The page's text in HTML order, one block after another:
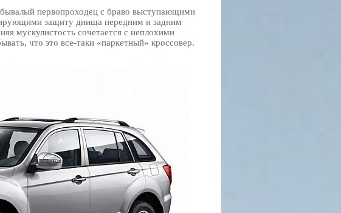
первопроходец с браво выступающими
защиту днища передним и задним
мускулистость сочетается с неплохими
что это все-таки «паркетный» кроссовер.